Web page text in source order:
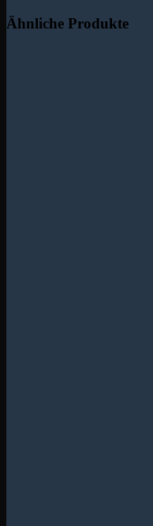
Ähnliche Produkte